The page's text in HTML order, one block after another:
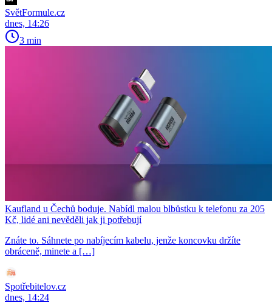
SvětFormule.cz
dnes, 14:26
3 min
Kaufland u Čechů boduje. Nabídl malou blbůstku k telefonu za 205
Kč, lidé ani nevěděli jak ji potřebují
Znáte to. Sáhnete po nabíjecím kabelu, jenže koncovku držíte
obráceně, minete a […]
Spotřebitelov.cz
dnes, 14:24